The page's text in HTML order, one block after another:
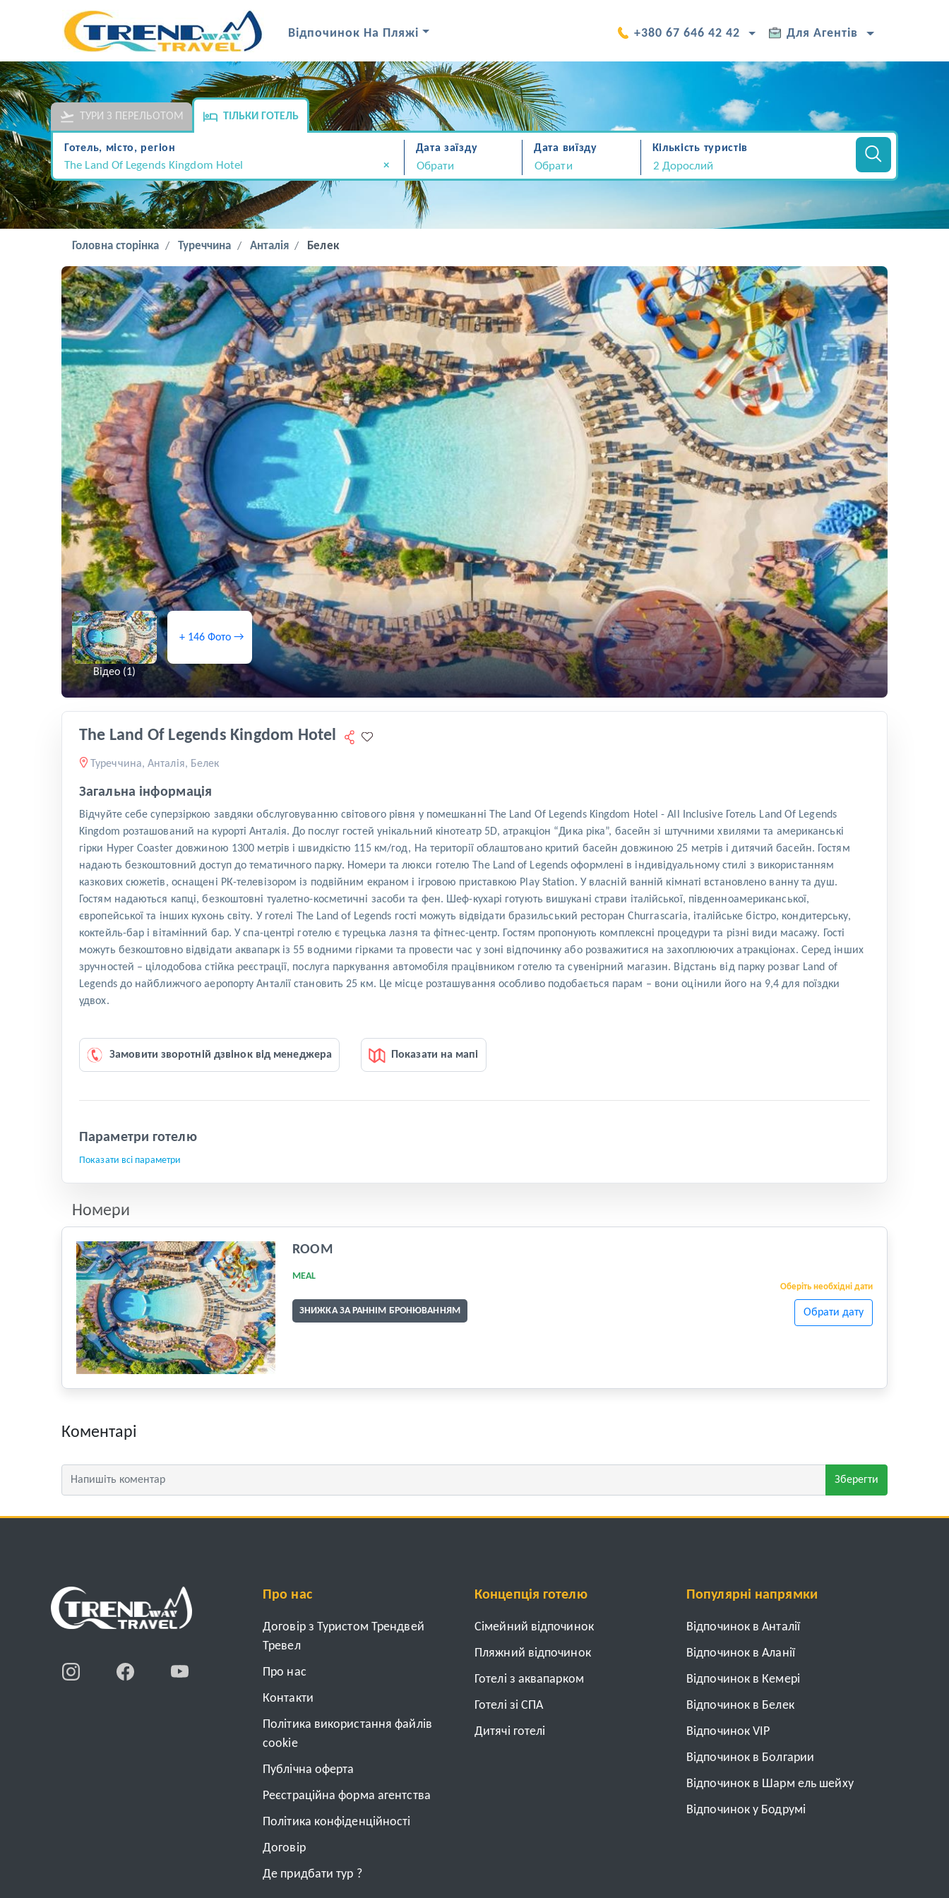
Відпочинок На Пляжі +380 67 646 42 42 Для Агентів
ТУРИ З ПЕРЕЛЬОТОМ ТІЛЬКИ ГОТЕЛЬ
Готель, місто, регіон
×
The Land Of Legends Kingdom Hotel
Дата заїзду Дата виїзду Кількість туристів
Головна сторінка Туреччина Анталія Белек
Відео (1)
+ 146 Фото →
The Land Of Legends Kingdom Hotel
Туреччина, Анталія, Белек
Загальна інформація
Відчуйте себе суперзіркою завдяки обслуговуванню світового рівня у помешканні The Land Of Legends Kingdom Hotel - All Inclusive Готель Land Of Legends
Kingdom розташований на курорті Анталія. До послуг гостей унікальний кінотеатр 5D, атракціон “Дика ріка”, басейн зі штучними хвилями та американські
гірки Hyper Coaster довжиною 1300 метрів і швидкістю 115 км/год, На території облаштовано критий басейн довжиною 25 метрів і дитячий басейн. Гостям
надають безкоштовний доступ до тематичного парку. Номери та люкси готелю The Land of Legends оформлені в індивідуальному стилі з використанням
казкових сюжетів, оснащені РК-телевізором із подвійним екраном і ігровою приставкою Play Station. У власній ванній кімнаті встановлено ванну та душ.
Гостям надаються капці, безкоштовні туалетно-косметичні засоби та фен. Шеф-кухарі готують вишукані страви італійської, південноамериканської,
європейської та інших кухонь світу. У готелі The Land of Legends гості можуть відвідати бразильський ресторан Churrascaria, італійське бістро, кондитерську,
коктейль-бар і вітамінний бар. У спа-центрі готелю є турецька лазня та фітнес-центр. Гостям пропонують комплексні процедури та різні види масажу. Гості
можуть безкоштовно відвідати аквапарк із 55 водними гірками та провести час у зоні відпочинку або розважитися на захоплюючих атракціонах. Серед інших
зручностей – цілодобова стійка реєстрації, послуга паркування автомобіля працівником готелю та сувенірний магазин. Відстань від парку розваг Land of
Legends до найближчого аеропорту Анталії становить 25 км. Це місце розташування особливо подобається парам – вони оцінили його на 9,4 для поїздки
удвох.
Замовити зворотній дзвінок від менеджера Показати на мапі
Параметри готелю
Показати всі параметри
Номери
ROOM
MEAL
ЗНИЖКА ЗА РАННІМ БРОНЮВАННЯМ
Оберіть необхідні дати
Обрати дату
Коментарі
Зберегти
Про нас
Договір з Туристом Трендвей
Тревел
Про нас
Контакти
Політика використання файлів
cookie
Публічна оферта
Реєстраційна форма агентства
Політика конфіденційності
Договiр
Де придбати тур ?
Концепція готелю
Cімейний відпочинок
Пляжний відпочинок
Готелі з аквапарком
Готелі зі СПА
Дитячі готелі
Популярні напрямки
Відпочинок в Анталії
Відпочинок в Аланії
Відпочинок в Кемері
Відпочинок в Белек
Відпочинок VIP
Відпочинок в Болгарии
Відпочинок в Шарм ель шейху
Відпочинок у Бодрумі